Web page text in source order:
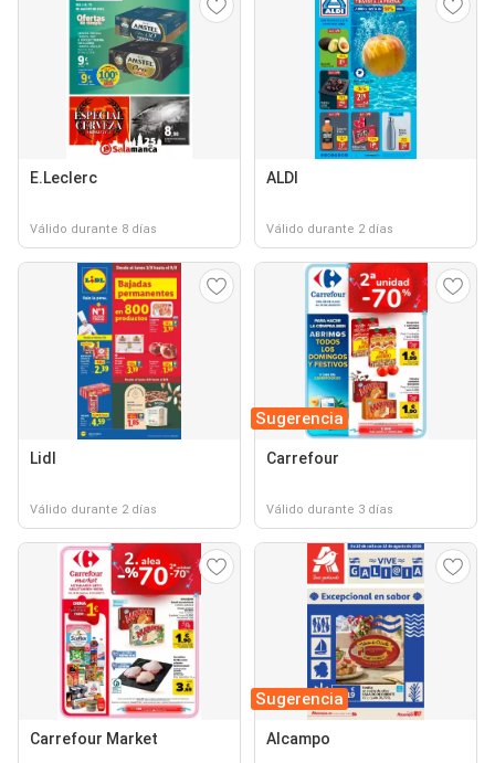
E.Leclerc
Válido durante 8 días
ALDI
Válido durante 2 días
Lidl
Válido durante 2 días
Sugerencia
Carrefour
Válido durante 3 días
Carrefour Market
Sugerencia
Alcampo